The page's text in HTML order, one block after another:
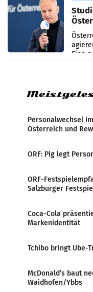
Eine
Personalwechsel
Österreich und
ORF: Pig legt
ORF-
Salzburger
Coca-Cola
Markenidentität
Tchibo bringt Ube-
McDonald’s baut
Waidhofen/Ybbs